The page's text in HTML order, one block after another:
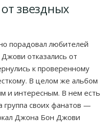
звездных
порадовал любителей
отказались от
к проверенному
В целом же альбом
и интересным. В нем есть
группа своих фанатов —
Джона Бон Джови